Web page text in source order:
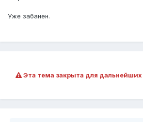
Уже забанен.
Эта тема закрыта для